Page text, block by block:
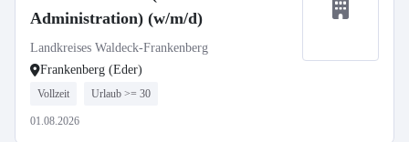
Administration) (w/m/d)
Landkreises Waldeck-Frankenberg
Frankenberg (Eder)
Vollzeit Urlaub >= 30
01.08.2026